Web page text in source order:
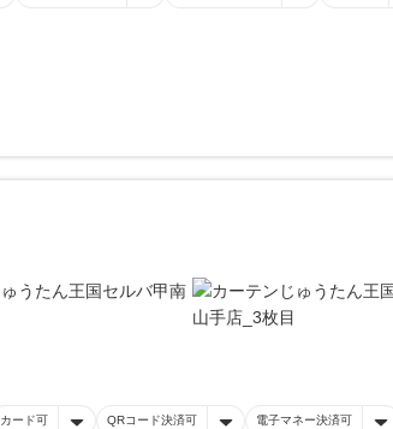
カード可 QRコード決済可 電子マネー決済可